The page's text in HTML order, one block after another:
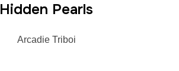
Hidden Pearls
Arcadie Triboi